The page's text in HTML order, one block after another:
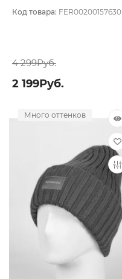
Код товара: FER00200157630
4 299Руб.
2 199Руб.
Много оттенков